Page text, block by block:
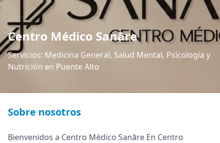
Centro Médico Sanāre
Servicios: Medicina General, Salud Mental, Psicología y
Nutrición en Puente Alto
Sobre nosotros
Bienvenidos a Centro Médico Sanāre En Centro